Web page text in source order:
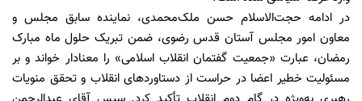
در ادامه حجت‌الاسلام حسن ملک‌محمدی، نماینده سابق مجلس و
معاون امور مجلس آستان قدس رضوی، ضمن تبریک حلول ماه مبارک
رمضان، عبارت «جمعیت گفتمان انقلاب اسلامی» را معنادار خواند و بر
مسئولیت خطیر اعضا در حراست از دستاوردهای انقلاب و تحقق منویات